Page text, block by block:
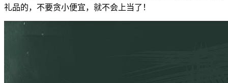
礼品的，不要贪小便宜，就不会上当了！